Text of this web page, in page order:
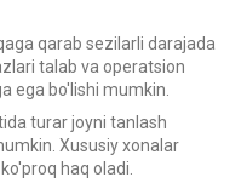
qarab sezilarli darajada
talab va operatsion
ega bo'lishi mumkin.
turar joyni tanlash
Xususiy xonalar
haq oladi.